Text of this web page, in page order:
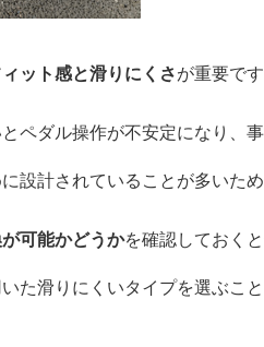
ット感と滑りにくさが重要です
ペダル操作が不安定になり、
設計されていることが多いた
可能かどうかを確認しておくと
た滑りにくいタイプを選ぶこ